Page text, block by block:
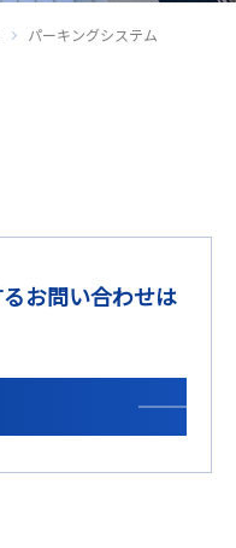
パーキングシステム
お問い合わせは